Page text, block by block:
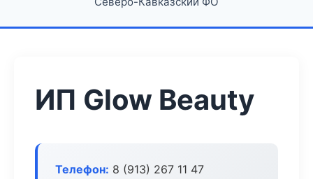
ИП Glow Beauty
Телефон: 8 (913) 267 11 47